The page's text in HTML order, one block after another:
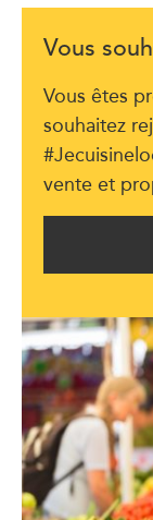
Vous
Vous êtes
souhaitez
vente et